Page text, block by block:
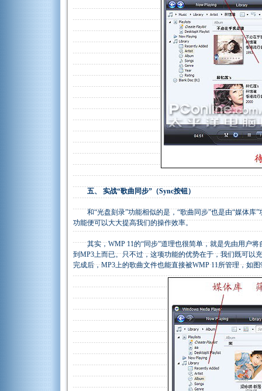
五、 实战“歌曲同步”（Sync按钮）
和“光盘刻录”功能相似的是，“歌曲同步”也是由“媒体库
功能便可以大大提高我们的操作效率。
其实，WMP 11的“同步”道理也很简单，就是先由用户将
到MP3上而已。只不过，这项功能的优势在于，我们既可以
完成后，MP3上的歌曲文件也能直接被WMP 11所管理，如图